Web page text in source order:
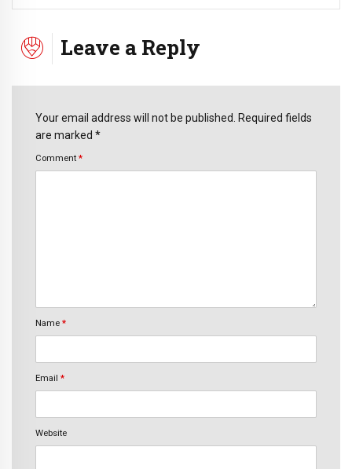
Leave a Reply
Your email address will not be published. Required fields
are marked *
Comment *
Name *
Email *
Website